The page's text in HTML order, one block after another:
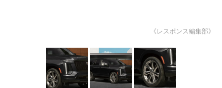
《レスポンス編集部》